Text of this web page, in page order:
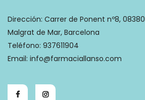
Dirección: Carrer de Ponent nº8, 08380
Malgrat de Mar, Barcelona
Teléfono: 937611904
Email: info@farmaciallanso.com